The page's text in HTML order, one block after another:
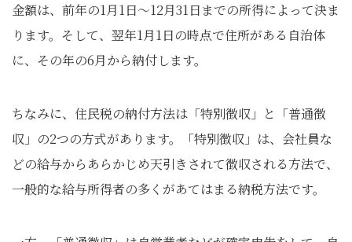
金額は、前年の1月1日～12月31日までの所得によって決ま
ります。そして、翌年1月1日の時点で住所がある自治体
に、その年の6月から納付します。
ちなみに、住民税の納付方法は「特別徴収」と「普通徴
収」の2つの方式があります。「特別徴収」は、会社員な
どの給与からあらかじめ天引きされて徴収される方法で、
一般的な給与所得者の多くがあてはまる納税方法です。